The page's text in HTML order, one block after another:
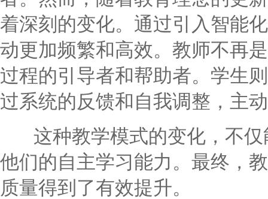
着深刻的变化。通过引入智能
动更加频繁和高效。教师不再
过程的引导者和帮助者。学生
过系统的反馈和自我调整，主
这种教学模式的变化，不仅
他们的自主学习能力。最终，
质量得到了有效提升。